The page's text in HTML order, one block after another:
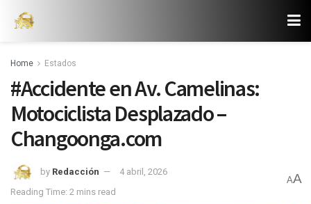
Home Estados
#Accidente en Av. Camelinas:
Motociclista Desplazado –
Changoonga.com
by Redacción
4 abril, 2026
Reading Time: 2 mins read
AA